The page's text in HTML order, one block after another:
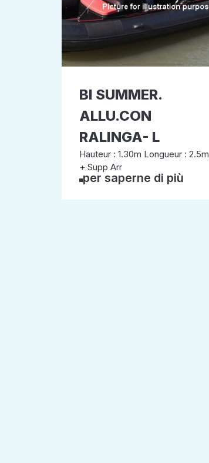
BI SUMMER.
ALLU.CON
RALINGA- L
Hauteur : 1.30m Longueur : 2.5m
+ Supp Arr
per saperne di più